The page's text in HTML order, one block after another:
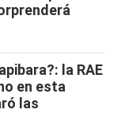
la RAE
en esta
las